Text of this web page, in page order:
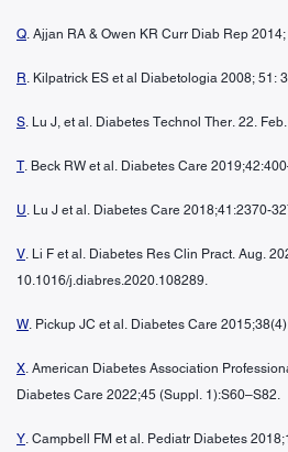
Q. Ajjan RA & Owen KR Curr Diab Rep
R. Kilpatrick ES et al Diabetologia 2008; 51:
S. Lu J, et al. Diabetes Technol Ther. 22.
T. Beck RW et al. Diabetes Care
U. Lu J et al. Diabetes Care 2018;41:2370-
V. Li F et al. Diabetes Res Clin Pract. Aug.
10.1016/j.diabres.2020.108289.
W. Pickup JC et al. Diabetes Care
X. American Diabetes Association
Diabetes Care 2022;45 (Suppl. 1):S60–S82.
Y. Campbell FM et al. Pediatr Diabetes